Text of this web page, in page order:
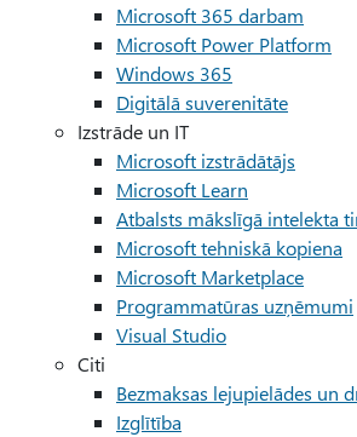
Microsoft 365 darbam
Microsoft Power Platform
Windows 365
Digitālā suverenitāte
Izstrāde un IT
Microsoft izstrādātājs
Microsoft Learn
Atbalsts mākslīgā intelekta
Microsoft tehniskā kopiena
Microsoft Marketplace
Programmatūras uzņēmumi
Visual Studio
Citi
Bezmaksas lejupielādes un
Izglītība